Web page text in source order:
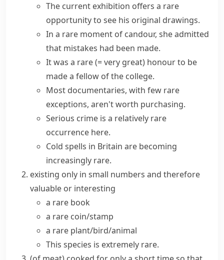
The current exhibition offers a rare
opportunityto see his original drawings.
In a rare moment of candour, she admitted
that mistakes had been made.
It was a rare(= very great) honour to be
made a fellow of the college.
Most documentaries, with few rare
exceptions, aren't worth purchasing.
Serious crime is a relatively rare
occurrence here.
Cold spells in Britain are becoming
increasingly rare.
existing only in small numbers and therefore
valuable or interesting
a rare book
a rare coin/stamp
a rare plant/bird/animal
This species is extremely rare.